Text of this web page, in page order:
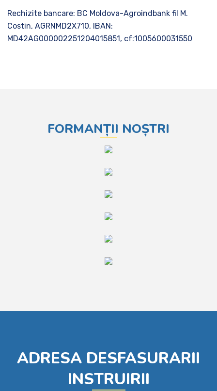
Rechizite bancare: BC Moldova-Agroindbank fil M.
Costin, AGRNMD2X710, IBAN:
MD42AG000002251204015851, cf:1005600031550
FORMANȚII NOȘTRI
ADRESA DESFASURARII
INSTRUIRII